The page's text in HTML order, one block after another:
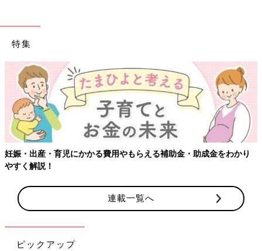
特集
金・助成金をわかり
【ワクチン接種できるものも】妊婦の感染
連載一覧へ
ピックアップ